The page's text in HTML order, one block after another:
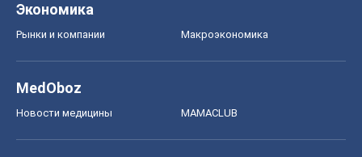
Экономика
Рынки и компании Mакроэкономика
MedOboz
Новости медицины MAMACLUB